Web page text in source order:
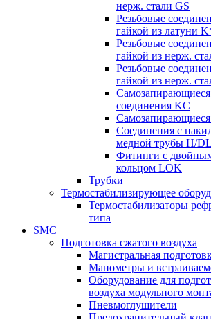
нерж. стали GS
Резьбовые
гайкой из латуни
Резьбовые
гайкой из нерж.
Резьбовые
гайкой из нерж.
соединения KC
Соединения с
медной трубы H/
Фитинги с
кольцом LOK
Трубки
Термостабилизирующее
Термостабилизаторы
типа
SMC
Подготовка сжатого воздуха
Магистральная
Манометры и
Оборудование для
воздуха модульного
Пневмоглушители